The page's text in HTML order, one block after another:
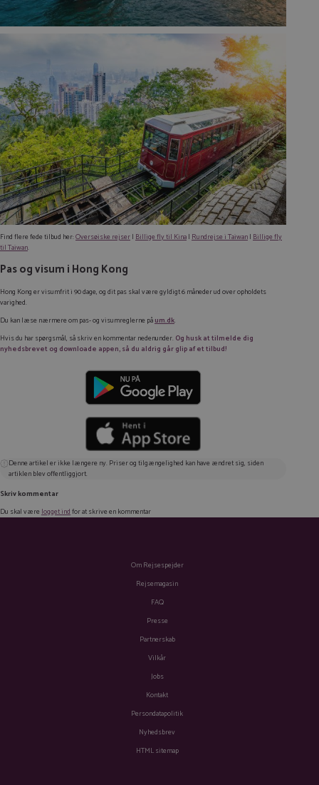
Find flere fede tilbud her:Oversøiske rejser| Billige fly til Kina| Rundrejse i Taiwan| Billige fly
til Taiwan.
Pas og visum i Hong Kong
Hong Kong er visumfrit i 90 dage, og dit pas skal være gyldigt 6 måneder ud over opholdets
varighed.
Du kan læse nærmere om pas- og visumreglerne påum.dk.
Hvis du har spørgsmål, så skriv en kommentar nedenunder. Og husk at tilmelde dig
nyhedsbrevet og downloade appen, så du aldrig går glip af et tilbud!
Denne artikel er ikke længere ny. Priser og tilgængelighed kan have ændret sig, siden
artiklen blev offentliggjort.
Skriv kommentar
Du skal værelogget indfor at skrive en kommentar
Om Rejsespejder
Rejsemagasin
FAQ
Presse
Partnerskab
Vilkår
Jobs
Kontakt
Persondatapolitik
Nyhedsbrev
HTML sitemap